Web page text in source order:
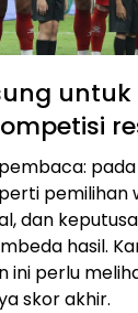
pemilihan
dan
hasil.
ini perlu
skor akhir.